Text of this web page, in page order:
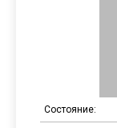
Состояние: